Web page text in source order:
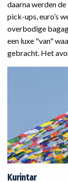
daarna werden
pick-ups, euro’s
overbodige
een luxe "van"
gebracht. Het
Kurintar